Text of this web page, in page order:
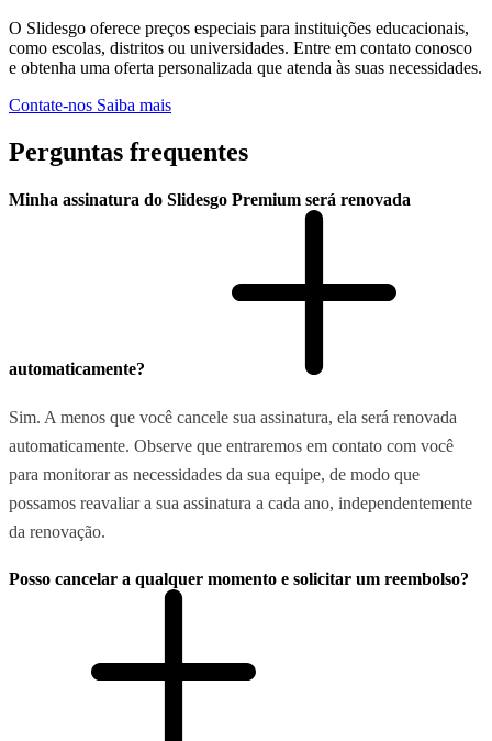
O Slidesgo oferece preços especiais para instituições educacionais,
como escolas, distritos ou universidades. Entre em contato conosco
e obtenha uma oferta personalizada que atenda às suas necessidades.
Contate-nos Saiba mais
Perguntas frequentes
Minha assinatura do Slidesgo Premium será renovada
automaticamente?
Sim. A menos que você cancele sua assinatura, ela será renovada
automaticamente. Observe que entraremos em contato com você
para monitorar as necessidades da sua equipe, de modo que
possamos reavaliar a sua assinatura a cada ano, independentemente
da renovação.
Posso cancelar a qualquer momento e solicitar um reembolso?